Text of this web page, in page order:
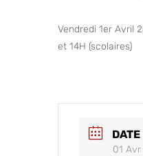
Vendredi 1er Avril
et 14H (scolaires)
DATE
01